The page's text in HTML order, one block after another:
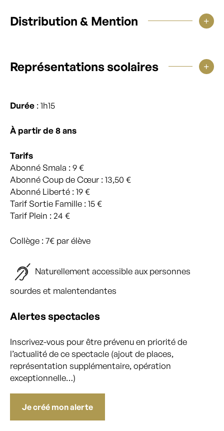
Distribution & Mention
Représentations scolaires
Durée : 1h15
À partir de 8 ans
Tarifs
Abonné Smala : 9 €
Abonné Coup de Cœur : 13,50 €
Abonné Liberté : 19 €
Tarif Sortie Famille : 15 €
Tarif Plein : 24 €
Collège : 7€ par élève
Naturellement accessible aux personnes
sourdes et malentendantes
Alertes spectacles
Inscrivez-vous pour être prévenu en priorité de
l’actualité de ce spectacle (ajout de places,
représentation supplémentaire, opération
exceptionnelle…)
Je créé mon alerte